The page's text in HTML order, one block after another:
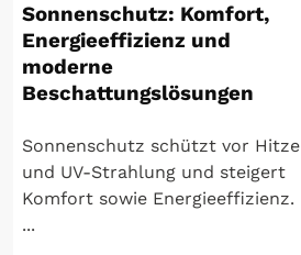
Sonnenschutz: Komfort,
Energieeffizienz und
moderne
Beschattungslösungen
Sonnenschutz schützt vor Hitze
und UV-Strahlung und steigert
Komfort sowie Energieeffizienz.
...